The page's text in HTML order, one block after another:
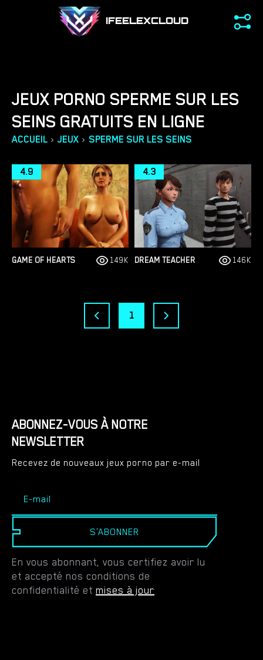
IFEELEXCLOUD
JEUX PORNO SPERME SUR LES
SEINS GRATUITS EN LIGNE
ACCUEIL › JEUX › SPERME SUR LES SEINS
GAME OF HEARTS
4.9
149K DREAM TEACHER
4.3
146K
1
ABONNEZ-VOUS À NOTRE
NEWSLETTER
Recevez de nouveaux jeux porno par e-mail
S'ABONNER
En vous abonnant, vous certifiez avoir lu
et accepté nos conditions de
confidentialité et mises à jour